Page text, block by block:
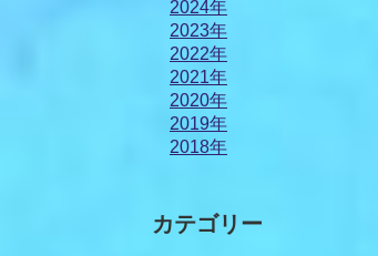
2024年
2023年
2022年
2021年
2020年
2019年
2018年
カテゴリー